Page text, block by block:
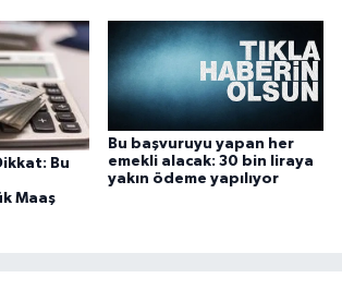
Bu
Maaş
Bu başvuruyu yapan her
emekli alacak: 30 bin liraya
yakın ödeme yapılıyor